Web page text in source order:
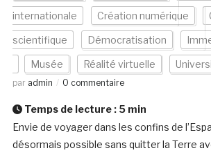
internationale Création numérique
scientifique Démocratisation
Musée Réalité virtuelle
par admin 0 commentaire
Temps de lecture : 5 min
Envie de voyager dans les confins de
désormais possible sans quitter la Terre